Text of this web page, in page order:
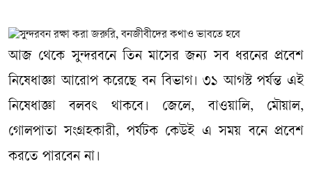
আজ থেকে সুন্দরবনে তিন মাসের জন্য সব ধরনের প্রবেশ
নিষেধাজ্ঞা আরোপ করেছে বন বিভাগ। ৩১ আগস্ট পর্যন্ত এই
নিষেধাজ্ঞা বলবৎ থাকবে। জেলে, বাওয়ালি, মৌয়াল,
গোলপাতা সংগ্রহকারী, পর্যটক কেউই এ সময় বনে প্রবেশ
করতে পারবেন না।